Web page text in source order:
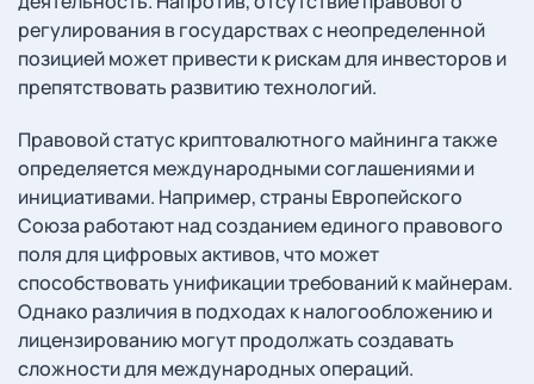
регулирования в государствах с неопределенной
позицией может привести к рискам для инвесторов и
препятствовать развитию технологий.
Правовой статус криптовалютного майнинга также
определяется международными соглашениями и
инициативами. Например, страны Европейского
Союза работают над созданием единого правового
поля для цифровых активов, что может
способствовать унификации требований к майнерам.
Однако различия в подходах к налогообложению и
лицензированию могут продолжать создавать
сложности для международных операций.